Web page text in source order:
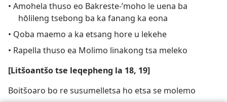
• Amohela thuso eo Bakreste-’moho le uena ba
hōlileng tsebong ba ka fanang ka eona
• Qoba maemo a ka etsang hore u lekehe
• Rapella thuso ea Molimo linakong tsa meleko
[Litšoantšo tse leqepheng la 18, 19]
Boitšoaro bo re susumelletsa ho etsa se molemo